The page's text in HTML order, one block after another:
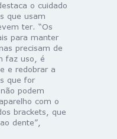
o cuidado
que usam
ter. “Os
para manter
precisam de
faz uso, é
e redobrar a
que for
podem
com o
brackets, que
dente”,